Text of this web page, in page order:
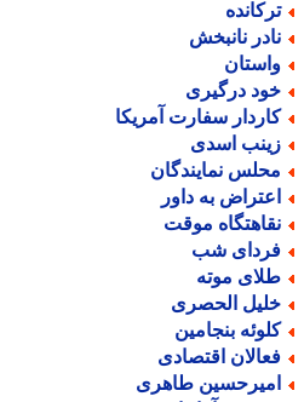
نانبخش
درگیری
سفارت آمریکا
اسدی
نمایندگان
به داور
موقت
شب
موته
الحصری
بنجامین
اقتصادی
طاهری